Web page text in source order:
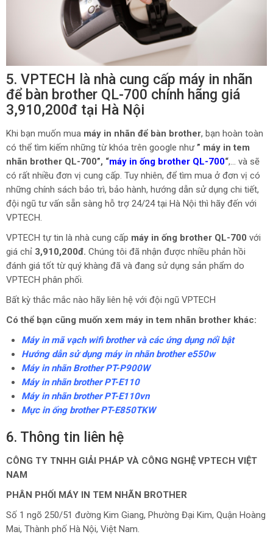
5. VPTECH là nhà cung cấp máy in nhãn
để bàn brother QL-700 chính hãng giá
3,910,200đ tại Hà Nội
Khi bạn muốn mua máy in nhãn để bàn brother, bạn hoàn toàn
có thể tìm kiếm những từ khóa trên google như” máy in tem
nhãn brother QL-700”, “máy in ống brother QL-700“,… và sẽ
có rất nhiều đơn vị cung cấp. Tuy nhiên, để tìm mua ở đơn vị có
những chính sách bảo trì, bảo hành, hướng dẫn sử dụng chi tiết,
đội ngũ tư vấn sẵn sàng hỗ trợ 24/24 tại Hà Nội thì hãy đến với
VPTECH.
VPTECH tự tin là nhà cung cấp máy in ống brother QL-700 với
giá chỉ 3,910,200đ. Chúng tôi đã nhận được nhiều phản hồi
đánh giá tốt từ quý khàng đã và đang sử dụng sản phẩm do
VPTECH phân phối.
Bất kỳ thắc mắc nào hãy liên hệ với đội ngũ VPTECH
Có thể bạn cũng muốn xem máy in tem nhãn brother khác:
Máy in mã vạch wifi brother và các ứng dụng nổi bật
Hướng dẫn sử dụng máy in nhãn brother e550w
Máy in nhãn Brother PT-P900W
Máy in nhãn brother PT-E110
Máy in nhãn brother PT-E110vn
Mực in ống brother PT-E850TKW
6. Thông tin liên hệ
CÔNG TY TNHH GIẢI PHÁP VÀ CÔNG NGHỆ VPTECH VIỆT
NAM
PHÂN PHỐI MÁY IN TEM NHÃN BROTHER
Số 1 ngõ 250/51 đường Kim Giang, Phường Đại Kim, Quận Hoàng
Mai, Thành phố Hà Nội, Việt Nam.